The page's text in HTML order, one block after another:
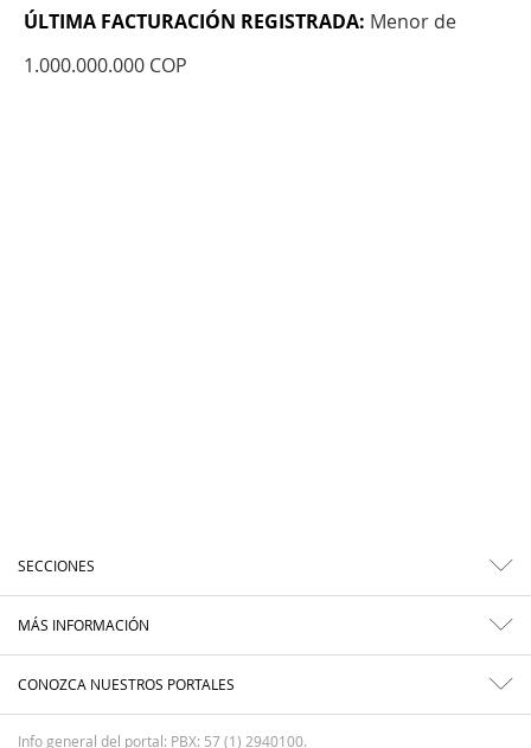
ÚLTIMA FACTURACIÓN REGISTRADA: Menor de
1.000.000.000 COP
SECCIONES
MÁS INFORMACIÓN
CONOZCA NUESTROS PORTALES
Info general del portal: PBX: 57 (1) 2940100.